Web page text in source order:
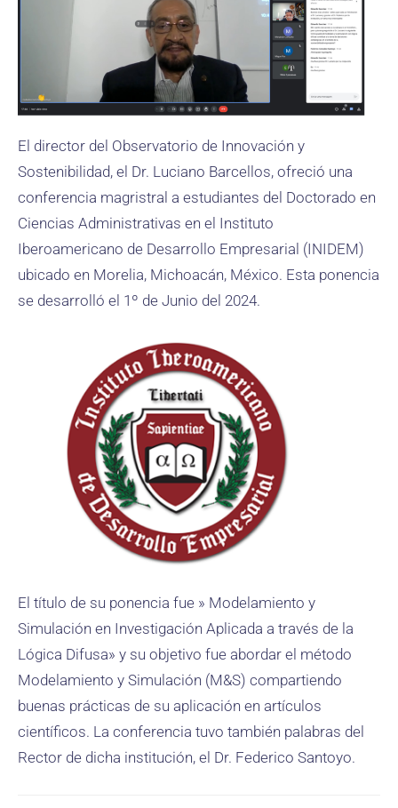
El director del Observatorio de Innovación y
Sostenibilidad, el Dr. Luciano Barcellos, ofreció una
conferencia magristral a estudiantes del Doctorado en
Ciencias Administrativas en el Instituto
Iberoamericano de Desarrollo Empresarial (INIDEM)
ubicado en Morelia, Michoacán, México. Esta ponencia
se desarrolló el 1º de Junio del 2024.
El título de su ponencia fue » Modelamiento y
Simulación en Investigación Aplicada a través de la
Lógica Difusa» y su objetivo fue abordar el método
Modelamiento y Simulación (M&S) compartiendo
buenas prácticas de su aplicación en artículos
científicos. La conferencia tuvo también palabras del
Rector de dicha institución, el Dr. Federico Santoyo.